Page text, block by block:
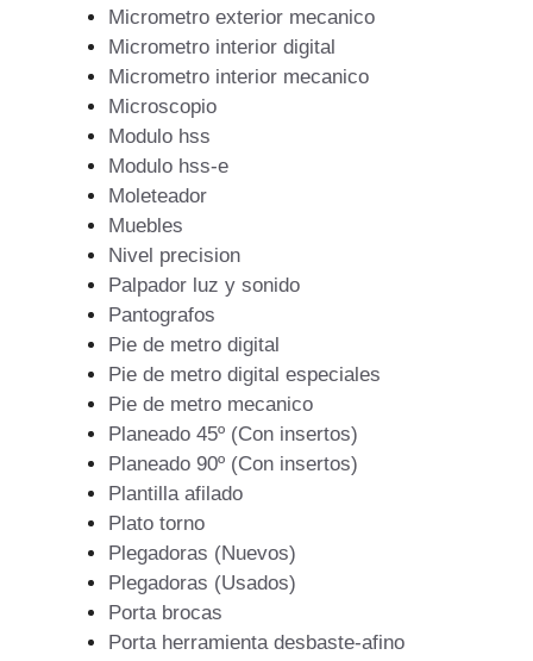
Micrometro exterior mecanico
Micrometro interior digital
Micrometro interior mecanico
Microscopio
Modulo hss
Modulo hss-e
Moleteador
Muebles
Nivel precision
Palpador luz y sonido
Pantografos
Pie de metro digital
Pie de metro digital especiales
Pie de metro mecanico
Planeado 45º (Con insertos)
Planeado 90º (Con insertos)
Plantilla afilado
Plato torno
Plegadoras (Nuevos)
Plegadoras (Usados)
Porta brocas
Porta herramienta desbaste-afino